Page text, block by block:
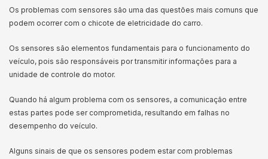
Os problemas com sensores são uma das questões mais comuns que
podem ocorrer com o chicote de eletricidade do carro.
Os sensores são elementos fundamentais para o funcionamento do
veículo, pois são responsáveis por transmitir informações para a
unidade de controle do motor.
Quando há algum problema com os sensores, a comunicação entre
estas partes pode ser comprometida, resultando em falhas no
desempenho do veículo.
Alguns sinais de que os sensores podem estar com problemas